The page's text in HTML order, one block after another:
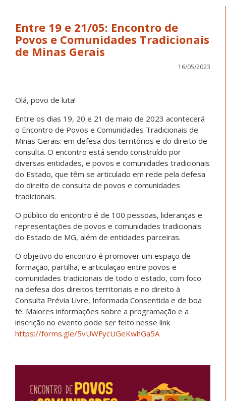
Entre 19 e 21/05: Encontro de
Povos e Comunidades Tradicionais
de Minas Gerais
16/05/2023
Olá, povo de luta!
Entre os dias 19, 20 e 21 de maio de 2023 acontecerá
o Encontro de Povos e Comunidades Tradicionais de
Minas Gerais: em defesa dos territórios e do direito de
consulta. O encontro está sendo construído por
diversas entidades, e povos e comunidades tradicionais
do Estado, que têm se articulado em rede pela defesa
do direito de consulta de povos e comunidades
tradicionais.
O público do encontro é de 100 pessoas, lideranças e
representações de povos e comunidades tradicionais
do Estado de MG, além de entidades parceiras.
O objetivo do encontro é promover um espaço de
formação, partilha, e articulação entre povos e
comunidades tradicionais de todo o estado, com foco
na defesa dos direitos territoriais e no direito à
Consulta Prévia Livre, Informada Consentida e de boa
fé. Maiores informações sobre a programação e a
inscrição no evento pode ser feito nesse link
https://forms.gle/5vUWFycUGeKwhGa5A